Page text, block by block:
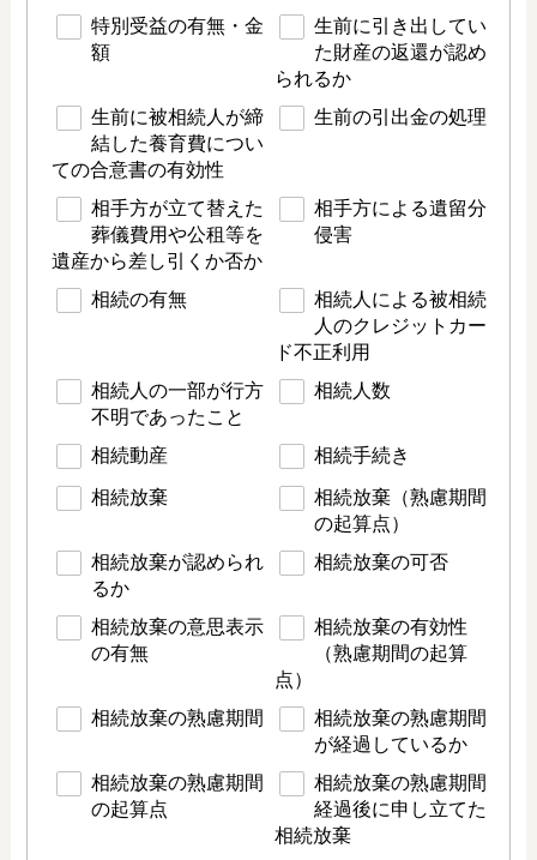
特別受益の有無・金
額
生前に引き出してい
た財産の返還が認め
られるか
生前に被相続人が締
結した養育費につい
ての合意書の有効性
生前の引出金の処理
相手方が立て替えた
葬儀費用や公租等を
遺産から差し引くか否か
相手方による遺留分
侵害
相続の有無
相続人による被相続
人のクレジットカー
ド不正利用
相続人の一部が行方
不明であったこと
相続人数
相続動産 相続手続き
相続放棄
相続放棄（熟慮期間
の起算点）
相続放棄が認められ
るか
相続放棄の可否
相続放棄の意思表示
の有無
相続放棄の有効性
（熟慮期間の起算
点）
相続放棄の熟慮期間
相続放棄の熟慮期間
が経過しているか
相続放棄の熟慮期間
の起算点
相続放棄の熟慮期間
経過後に申し立てた
相続放棄